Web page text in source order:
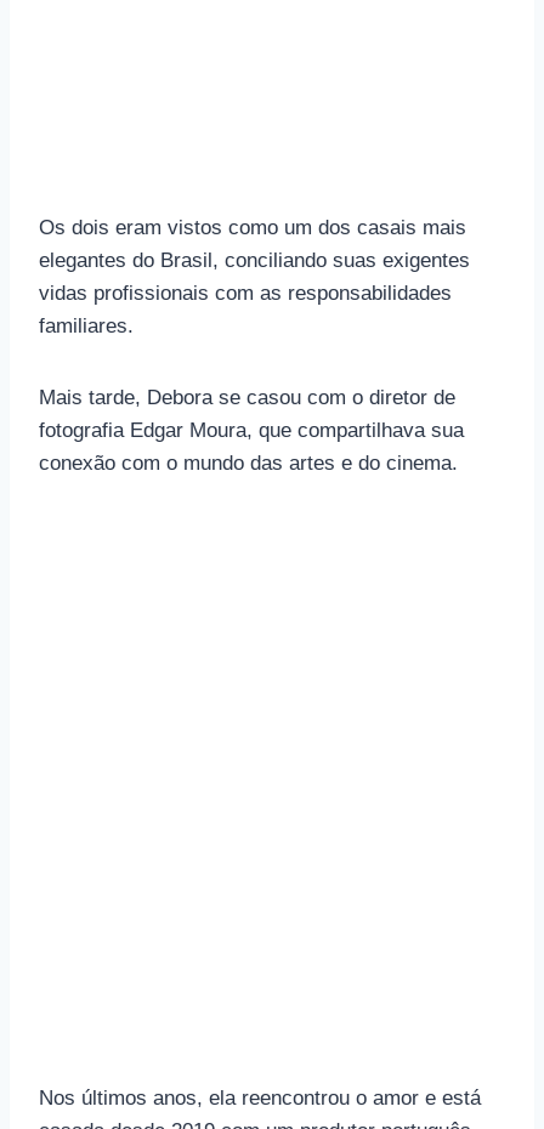
Os dois eram vistos como um dos casais mais
elegantes do Brasil, conciliando suas exigentes
vidas profissionais com as responsabilidades
familiares.
Mais tarde, Debora se casou com o diretor de
fotografia Edgar Moura, que compartilhava sua
conexão com o mundo das artes e do cinema.
Nos últimos anos, ela reencontrou o amor e está